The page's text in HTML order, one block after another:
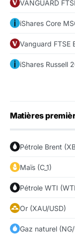
VANGUARD
iShares Core
Vanguard FTSE
iShares Russell
Matières
Pétrole Brent
Maïs (C_1)
Pétrole WTI
Or (XAU/USD)
Gaz naturel